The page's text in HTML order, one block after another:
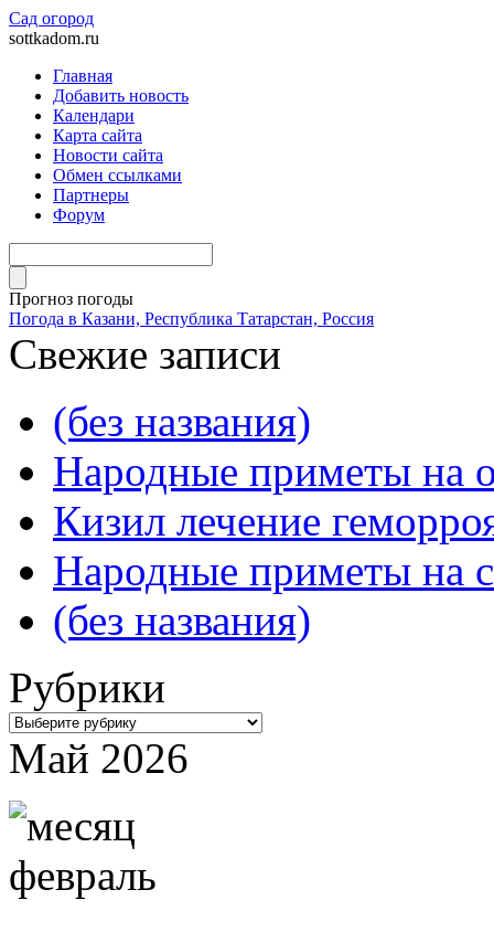
Сад огород
sottkadom.ru
Главная
Добавить новость
Календари
Карта сайта
Новости сайта
Обмен ссылками
Партнеры
Форум
Прогноз погоды
Погода в Казани, Республика Татарстан, Россия
Свежие записи
(без названия)
Народные приметы на
Кизил лечение
Народные приметы на
(без названия)
Рубрики
Рубрики
Май 2026